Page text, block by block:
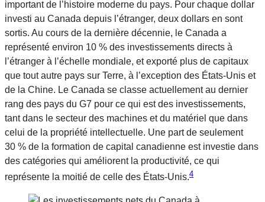
important de l’histoire moderne du pays. Pour chaque dollar
investi au Canada depuis l’étranger, deux dollars en sont
sortis. Au cours de la dernière décennie, le Canada a
représenté environ 10 % des investissements directs à
l’étranger à l’échelle mondiale, et exporté plus de capitaux
que tout autre pays sur Terre, à l’exception des États-Unis et
de la Chine. Le Canada se classe actuellement au dernier
rang des pays du G7 pour ce qui est des investissements,
tant dans le secteur des machines et du matériel que dans
celui de la propriété intellectuelle. Une part de seulement
30 % de la formation de capital canadienne est investie dans
des catégories qui améliorent la productivité, ce qui
représente la moitié de celle des États-Unis.4